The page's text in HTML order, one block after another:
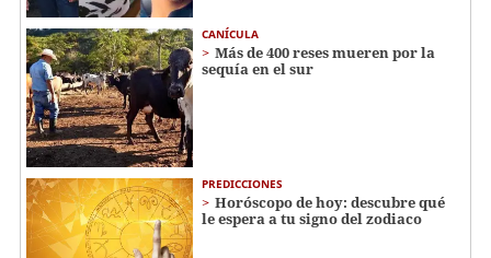
CANÍCULA
Más de 400 reses mueren por la
sequía en el sur
PREDICCIONES
Horóscopo de hoy: descubre qué
le espera a tu signo del zodiaco